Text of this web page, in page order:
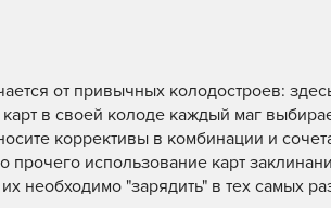
от привычных колодостроев:
карт в своей колоде каждый маг
коррективы в комбинации и
использование карт
необходимо "зарядить" в тех самых